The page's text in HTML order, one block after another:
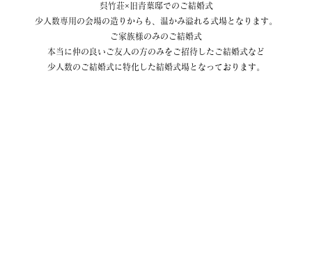
呉竹荘×旧青葉邸でのご結婚式
少人数専用の会場の造りからも、温かみ溢れる式場となります。
ご家族様のみのご結婚式
本当に仲の良いご友人の方のみをご招待したご結婚式など
少人数のご結婚式に特化した結婚式場となっております。